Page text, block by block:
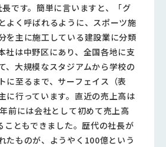
です。簡単に言いますと、「グ
よく呼ばれるように、スポーツ施
を主に施工している建設業に分類
社は中野区にあり、全国各地に支
、大規模なスタジアムから学校の
に至るまで、サーフェイス（表
に行っています。直近の売上高は
前には会社として初めて売上高
こともできました。歴代の社長が
たものが、ようやく100億という